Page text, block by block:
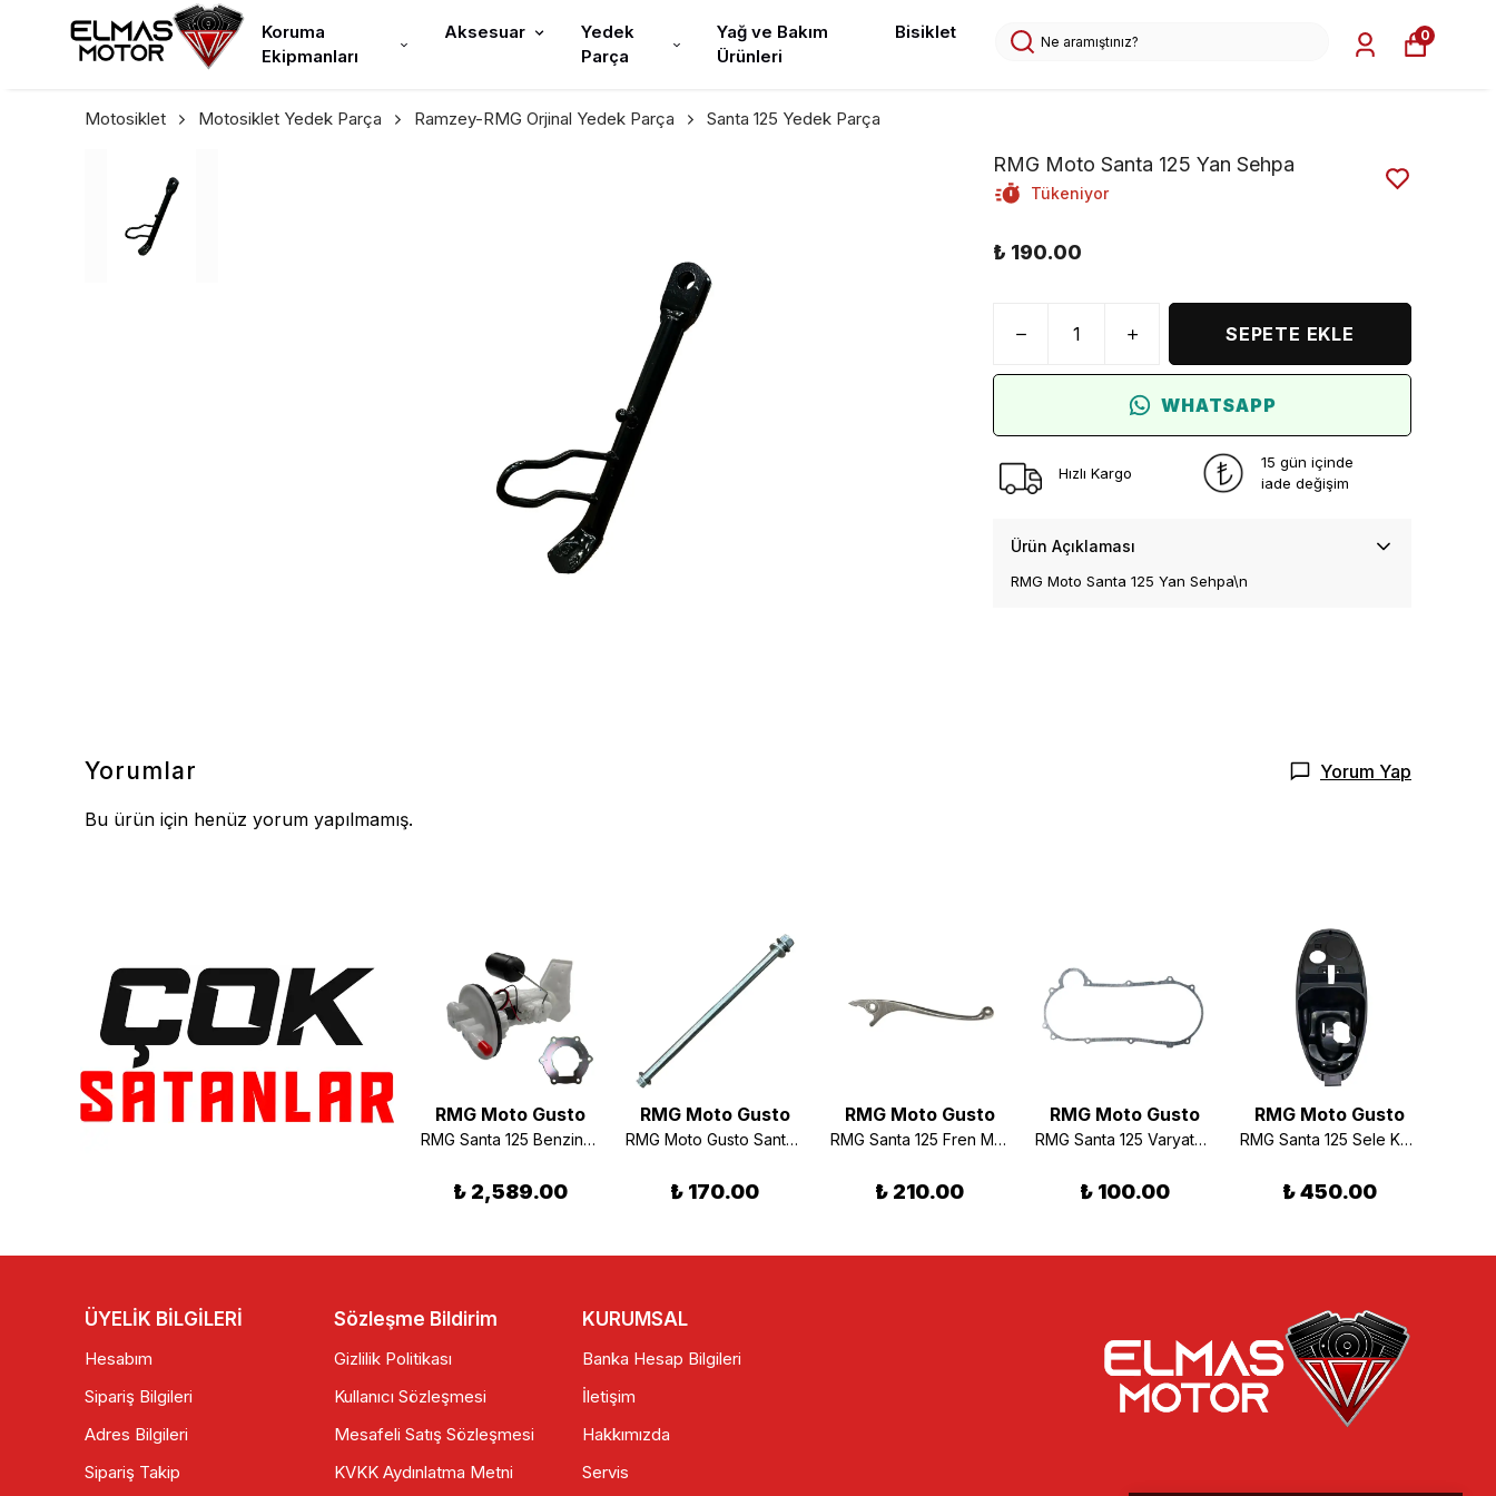
Koruma
Ekipmanları
Aksesuar
Yedek
Parça
Yağ ve Bakım
Ürünleri
Bisiklet 0
Motosiklet Motosiklet Yedek Parça Ramzey-RMG Orjinal Yedek Parça Santa 125 Yedek Parça
RMG Moto Santa 125 Yan Sehpa
Tükeniyor
₺ 190.00
SEPETE EKLE
WHATSAPP
Hızlı Kargo
15 gün içinde
iade değişim
Ürün Açıklaması
RMG Moto Santa 125 Yan Sehpa\n
Yorumlar Yorum Yap
Bu ürün için henüz yorum yapılmamış.
RMG Moto Gusto RMG Moto Gusto RMG Moto Gusto
RMG Santa 125 Benzin Pompası Komple Euro 5
₺ 2,589.00
RMG Moto Gusto
RMG Moto Gusto Santa 125 Ön Teker Mili
₺ 170.00
RMG Moto Gusto
RMG Santa 125 Fren Maneti Sağ
₺ 210.00
RMG Moto Gusto
RMG Santa 125 Varyatör Sol Kapak Contası
₺ 100.00
RMG Moto Gusto
RMG Santa 125 Sele Kutusu
₺ 450.00
ÜYELİK BİLGİLERİ
Hesabım
Sipariş Bilgileri
Adres Bilgileri
Sipariş Takip
Sözleşme Bildirim
Gizlilik Politikası
Kullanıcı Sözleşmesi
Mesafeli Satış Sözleşmesi
KVKK Aydınlatma Metni
KURUMSAL
Banka Hesap Bilgileri
İletişim
Hakkımızda
Servis